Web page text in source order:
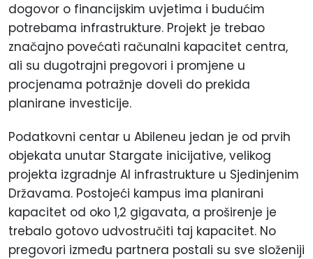
dogovor o financijskim uvjetima i budućim
potrebama infrastrukture. Projekt je trebao
značajno povećati računalni kapacitet centra,
ali su dugotrajni pregovori i promjene u
procjenama potražnje doveli do prekida
planirane investicije.
Podatkovni centar u Abileneu jedan je od prvih
objekata unutar Stargate inicijative, velikog
projekta izgradnje AI infrastrukture u Sjedinjenim
Državama. Postojeći kampus ima planirani
kapacitet od oko 1,2 gigavata, a proširenje je
trebalo gotovo udvostručiti taj kapacitet. No
pregovori između partnera postali su sve složeniji